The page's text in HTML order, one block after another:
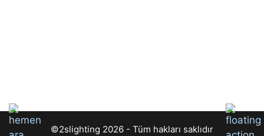
©2slighting 2026 - Tüm hakları saklıdır